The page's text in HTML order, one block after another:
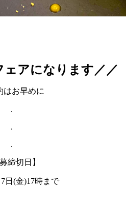
ェアになります／／
はお早めに
.
.
.
締切日】
日(金)17時まで